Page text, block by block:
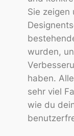
Sie zeigen
wurden,
haben.
sehr viel
wie du